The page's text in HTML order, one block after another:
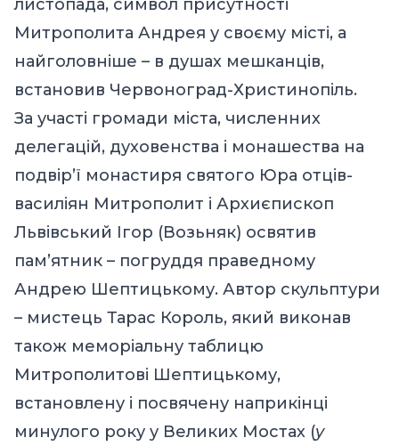
листопада, символ присутності
Митрополита Андрея у своєму місті, а
найголовніше – в душах мешканців,
встановив Червоноград-Христинопіль.
За участі громади міста, численних
делегацій, духовенства і монашества на
подвір’ї монастиря святого Юра отців-
василіян Митрополит і Архиєпископ
Львівський Ігор (Возьняк) освятив
пам’ятник – погруддя праведному
Андрею Шептицькому. Автор скульптури
– мистець Тарас Король, який виконав
також меморіальну таблицю
Митрополитові Шептицькому,
встановлену і посвячену наприкінці
минулого року у Великих Мостах (у